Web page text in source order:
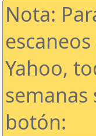
Nota:
Yahoo,
botón: